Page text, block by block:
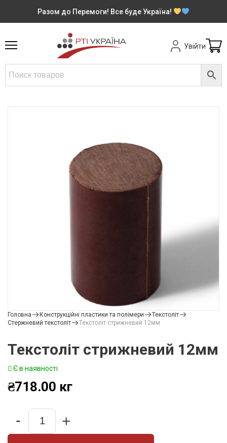
Разом до Перемоги! Все буде Україна!
Увійти
Головна Конструкційні пластики та полімери
Текстоліт
Стержневий текстоліт
Текстоліт стрижневий 12мм
Текстоліт стрижневий 12мм
Є в наявності
₴718.00 кг
Quantity
- +